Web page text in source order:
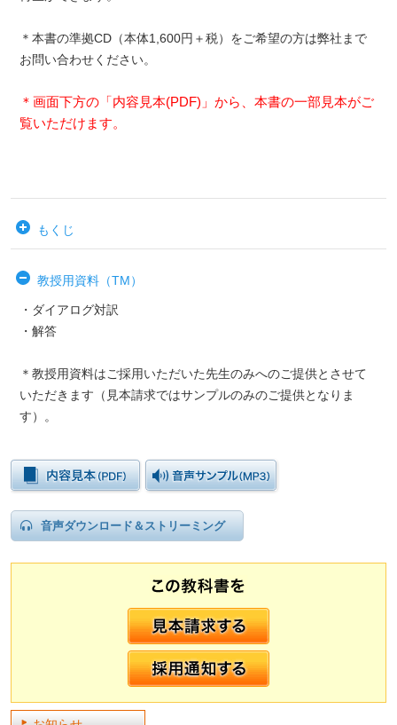
＊本書の準拠CD（本体1,600円＋税）をご希望の方は弊社まで
お問い合わせください。
＊画面下方の「内容見本(PDF)」から、本書の一部見本がご
覧いただけます。
もくじ
教授用資料（TM）
・ダイアログ対訳
・解答
＊教授用資料はご採用いただいた先生のみへのご提供とさせて
いただきます（見本請求ではサンプルのみのご提供となりま
す）。
音声ダウンロード＆ストリーミング